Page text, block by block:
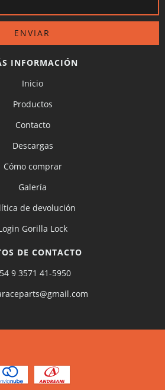
INFORMACIÓN
Inicio
Productos
Contacto
Descargas
Cómo comprar
Galería
de devolución
Gorilla Lock
DE CONTACTO
9 3571 41-5950